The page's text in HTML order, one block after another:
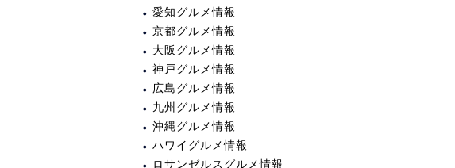
愛知グルメ情報
京都グルメ情報
大阪グルメ情報
神戸グルメ情報
広島グルメ情報
九州グルメ情報
沖縄グルメ情報
ハワイグルメ情報
ロサンゼルスグルメ情報